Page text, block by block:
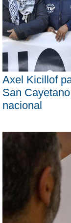
Axel Kicillof
San
nacional